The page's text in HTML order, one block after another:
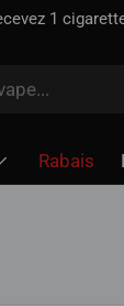
d'accise déjà
Rabais